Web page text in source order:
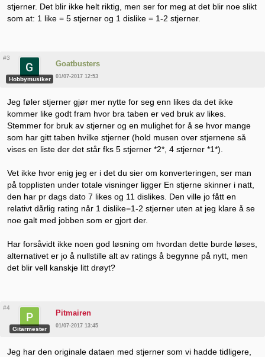
stjerner. Det blir ikke helt riktig, men ser for meg at det blir noe slikt
som at: 1 like = 5 stjerner og 1 dislike = 1-2 stjerner.
#3
Hobbymusiker
Goatbusters
01/07-2017 12:53
Jeg føler stjerner gjør mer nytte for seg enn likes da det ikke
kommer like godt fram hvor bra taben er ved bruk av likes.
Stemmer for bruk av stjerner og en mulighet for å se hvor mange
som har gitt taben hvilke stjerner (hold musen over stjernene så
vises en liste der det står fks 5 stjerner *2*, 4 stjerner *1*).
Vet ikke hvor enig jeg er i det du sier om konverteringen, ser man
på topplisten under totale visninger ligger En stjerne skinner i natt,
den har pr dags dato 7 likes og 11 dislikes. Den ville jo fått en
relativt dårlig rating når 1 dislike=1-2 stjerner uten at jeg klare å se
noe galt med jobben som er gjort der.
Har forsåvidt ikke noen god løsning om hvordan dette burde løses,
alternativet er jo å nullstille alt av ratings å begynne på nytt, men
det blir vell kanskje litt drøyt?
#4
Gitarmester
Pitmairen
01/07-2017 13:45
Jeg har den originale dataen med stjerner som vi hadde tidligere,